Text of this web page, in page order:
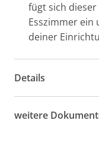
fügt sich
Esszimmer
deiner
Details
weitere